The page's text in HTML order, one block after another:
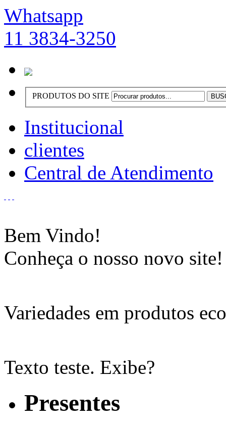
Whatsapp
11 3834-3250
PRODUTOS DO SITE
Institucional
clientes
Central de Atendimento
Bem Vindo!
Conheça o nosso novo site!
Variedades em produtos
Texto teste. Exibe?
Presentes